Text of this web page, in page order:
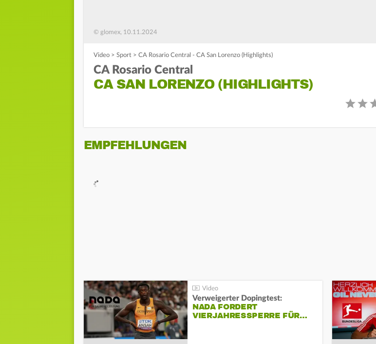
© glomex, 10.11.2024
Video > Sport > CA Rosario Central - CA San Lorenzo (Highlights)
CA Rosario Central
CA SAN LORENZO (HIGHLIGHTS)
EMPFEHLUNGEN
Verweigerter Dopingtest:
NADA FORDERT
VIERJAHRESSPERRE FÜR…